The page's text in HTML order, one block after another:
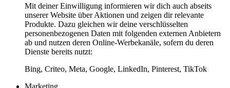
Mit deiner Einwilligung informieren wir dich auch abseits
unserer Website über Aktionen und zeigen dir relevante
Produkte. Dazu gleichen wir deine verschlüsselten
personenbezogenen Daten mit folgenden externen Anbietern
ab und nutzen deren Online-Werbekanäle, sofern du deren
Dienste bereits nutzt:
Bing, Criteo, Meta, Google, LinkedIn, Pinterest, TikTok